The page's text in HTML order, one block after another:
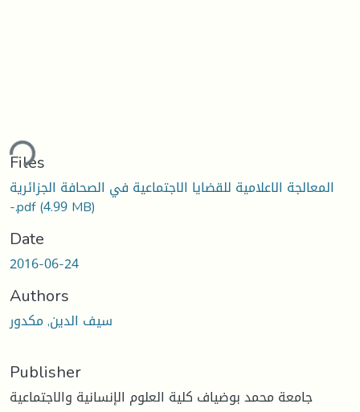
Files
المعالجة الاعلامية للقضايا الاجتماعية في الصحافة الجزائرية
-.pdf(4.99 MB)
Date
2016-06-24
Authors
سيف الدين, مكدور
Publisher
جامعة محمد بوضياف كلية العلوم الإنسانية والاجتماعية